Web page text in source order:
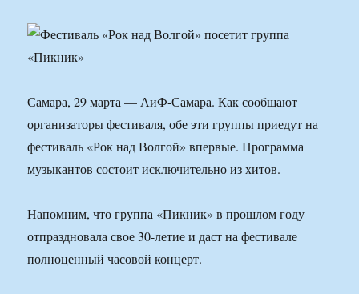
Самара, 29 марта — АиФ-Самара. Как сообщают
организаторы фестиваля, обе эти группы приедут на
фестиваль «Рок над Волгой» впервые. Программа
музыкантов состоит исключительно из хитов.
Напомним, что группа «Пикник» в прошлом году
отпраздновала свое 30-летие и даст на фестивале
полноценный часовой концерт.